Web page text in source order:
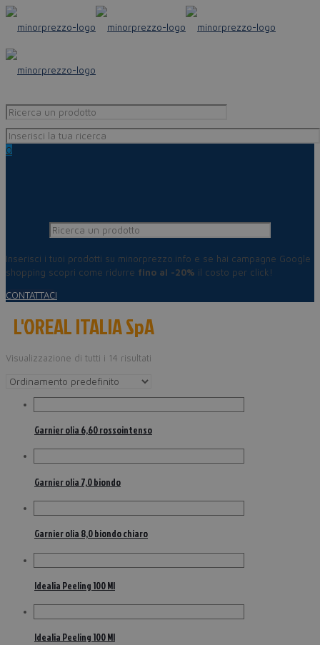
0
Inserisci i tuoi prodotti su minorprezzo.info e se hai campagne Google
shopping scopri come ridurre fino al -20% il costo per click!
CONTATTACI
L'OREAL ITALIA SpA
Visualizzazione di tutti i 14 risultati
Garnier olia 6,60 rossointenso
Garnier olia 7,0 biondo
Garnier olia 8,0 biondo chiaro
Idealia Peeling 100 Ml
Idealia Peeling 100 Ml